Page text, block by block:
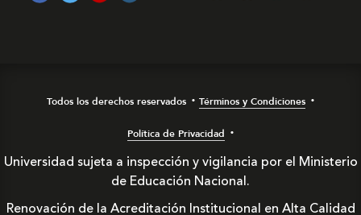
Todos los derechos reservados Términos y Condiciones
Política de Privacidad
Universidad sujeta a inspección y vigilancia por el Ministerio
de Educación Nacional.
Renovación de la Acreditación Institucional en Alta Calidad